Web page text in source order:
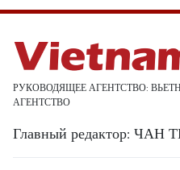
РУКОВОДЯЩЕЕ АГЕНТСТВО:
АГЕНТСТВО
Главный редактор: